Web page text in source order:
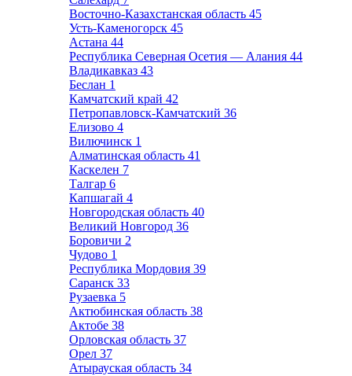
Восточно-Казахстанская область 45
Усть-Каменогорск 45
Астана 44
Республика Северная Осетия — Алания 44
Владикавказ 43
Беслан 1
Камчатский край 42
Петропавловск-Камчатский 36
Елизово 4
Вилючинск 1
Алматинская область 41
Каскелен 7
Талгар 6
Капшагай 4
Новгородская область 40
Великий Новгород 36
Боровичи 2
Чудово 1
Республика Мордовия 39
Саранск 33
Рузаевка 5
Актюбинская область 38
Актобе 38
Орловская область 37
Орел 37
Атырауская область 34